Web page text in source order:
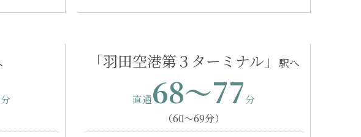
「羽田空港第３ターミナル」
68〜77
（60〜69分）